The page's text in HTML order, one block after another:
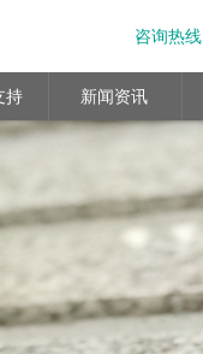
咨询热线
持 新闻资讯